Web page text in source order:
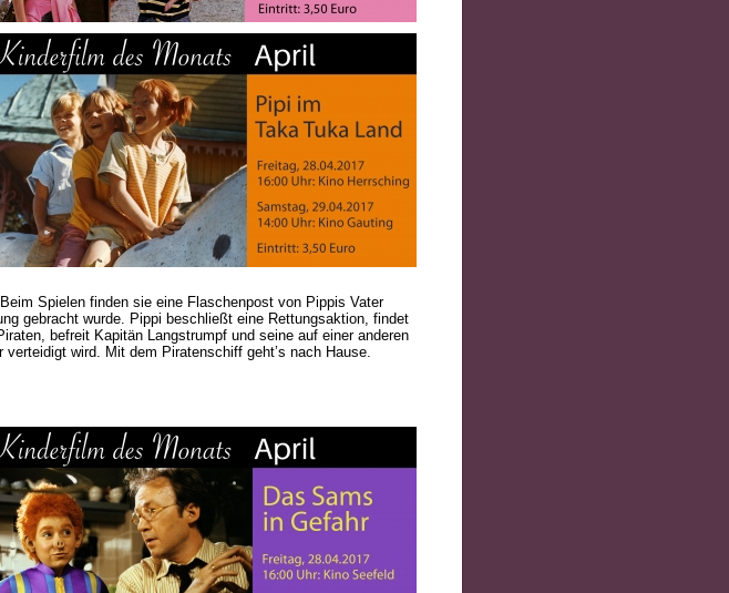
Spielen finden sie eine Flaschenpost von Pippis Vater
gebracht wurde. Pippi beschließt eine Rettungsaktion, findet
befreit Kapitän Langstrumpf und seine auf einer anderen
wird. Mit dem Piratenschiff geht’s nach Hause.